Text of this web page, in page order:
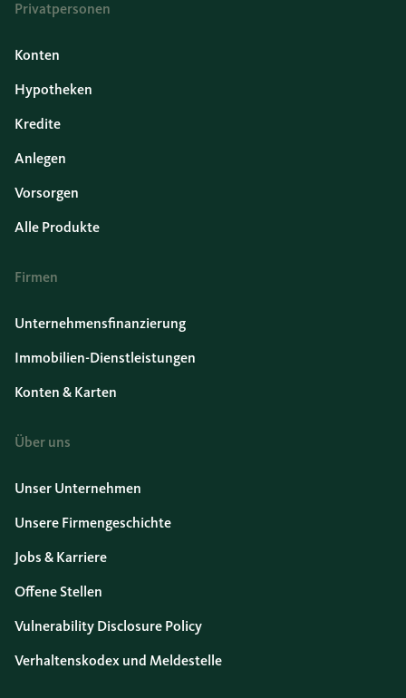
Privatpersonen
Konten
Hypotheken
Kredite
Anlegen
Vorsorgen
Alle Produkte
Firmen
Unternehmensfinanzierung
Immobilien-Dienstleistungen
Konten & Karten
Über uns
Unser Unternehmen
Unsere Firmengeschichte
Jobs & Karriere
Offene Stellen
Vulnerability Disclosure Policy
Verhaltenskodex und Meldestelle